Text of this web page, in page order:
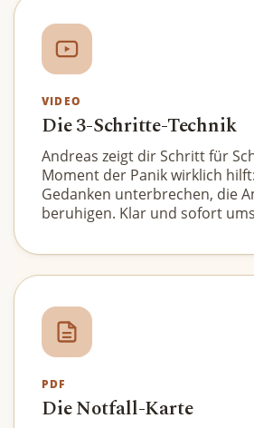
VIDEO
Die 3-Schritte-Technik
Andreas zeigt dir Schritt für
Moment der Panik wirklich
Gedanken unterbrechen, die
beruhigen. Klar und sofort
PDF
Die Notfall-Karte